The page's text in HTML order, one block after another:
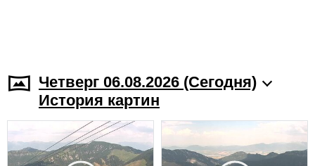
Четверг 06.08.2026 (Cегодня)
История картин